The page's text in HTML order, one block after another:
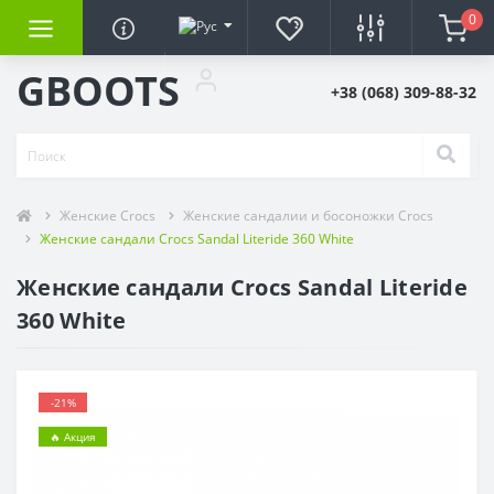
0
GBOOTS +38 (068) 309-88-32
Женские Crocs
Женские сандалии и босоножки Crocs
Женские сандали Crocs Sandal Literide 360 White
Женские сандали Crocs Sandal Literide
360 White
-21%
🔥 Акция